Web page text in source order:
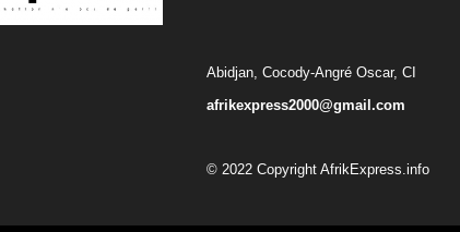
Abidjan, Cocody-Angré Oscar, CI
afrikexpress2000@gmail.com
© 2022 Copyright AfrikExpress.info